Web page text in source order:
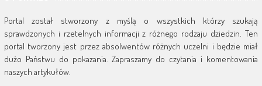
Portal został stworzony z myślą o wszystkich którzy szukają
sprawdzonych i rzetelnych informacji z różnego rodzaju dziedzin. Ten
portal tworzony jest przez absolwentów różnych uczelni i będzie miał
dużo Państwu do pokazania. Zapraszamy do czytania i komentowania
naszych artykułów.